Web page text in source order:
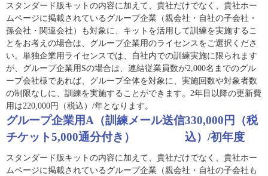
スタンダード版キットの内容に加えて、貴社だけでなく、貴社ホー
ムページに掲載されているグループ企業（親会社・自社の子会社・
孫会社・関連会社）も対象に、キットを活用して訓練を実施するこ
とをお考えの場合は、グループ企業用のライセンスをご選択くださ
い。単独企業用ライセンスでは、自社内での訓練実施に限られます
が、グループ企業用Sの場合は、連結従業員数が2,000名までのグル
ープ会社様であれば、グループ全体を対象に、実施回数や対象者数
の制限なしに、訓練を実施することができます。2年目以降の更新費
用は220,000円（税込）/年となります。
グループ企業用A（訓練メール送信
チケット5,000通分付き）
330,000円（税
込）/初年度
スタンダード版キットの内容に加えて、貴社だけでなく、貴社ホー
ムページに掲載されているグループ企業（親会社・自社の子会社も